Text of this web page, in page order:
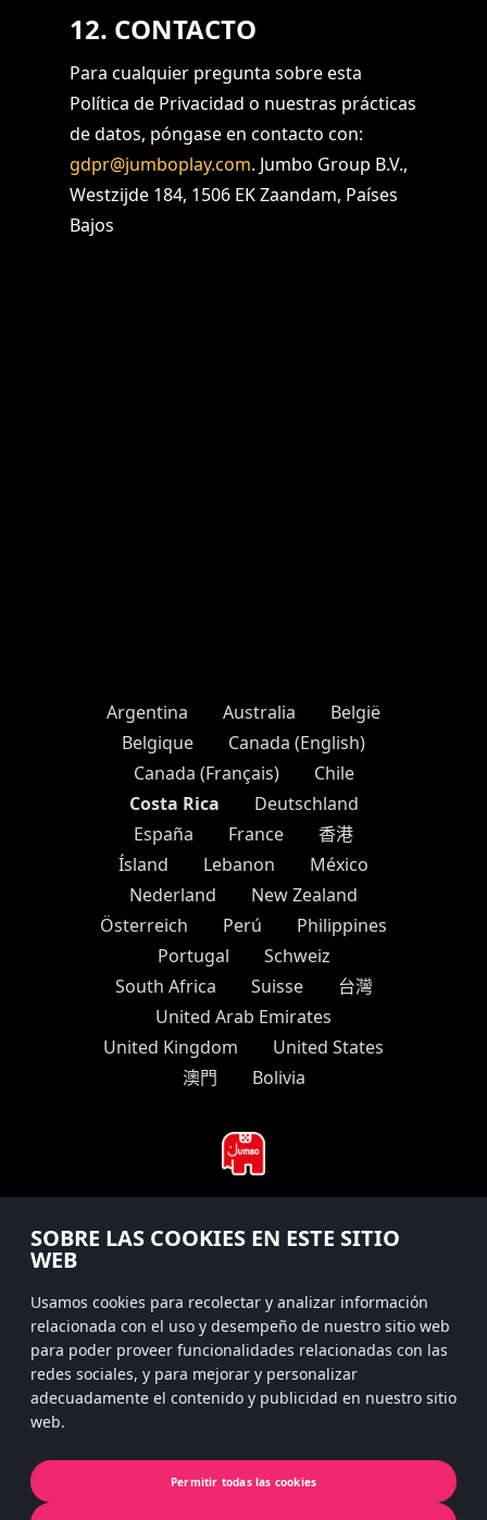
SOBRE LAS COOKIES EN ESTE SITIO
WEB
Usamos cookies para recolectar y analizar información
relacionada con el uso y desempeño de nuestro sitio web
para poder proveer funcionalidades relacionadas con las
redes sociales, y para mejorar y personalizar
adecuadamente el contenido y publicidad en nuestro sitio
web.
Permitir todas las cookies
12. CONTACTO
Para cualquier pregunta sobre esta
Política de Privacidad o nuestras prácticas
de datos, póngase en contacto con:
gdpr@jumboplay.com. Jumbo Group B.V.,
Westzijde 184, 1506 EK Zaandam, Países
Bajos
Argentina Australia
België
Belgique
Canada (English)
Canada (Français)
Chile
Costa Rica
Deutschland
España
France
香港
Ísland
Lebanon
México
Nederland
New Zealand
Österreich
Perú
Philippines
Portugal
Schweiz
South Africa
Suisse
台灣
United Arab Emirates
United Kingdom
United States
澳門
Bolivia
#hitsterparty
Políticas de privacidad